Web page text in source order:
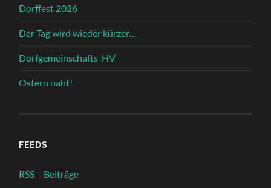
Dorffest 2026
Der Tag wird wieder kürzer…
Dorfgemeinschafts-HV
Ostern naht!
FEEDS
RSS – Beiträge